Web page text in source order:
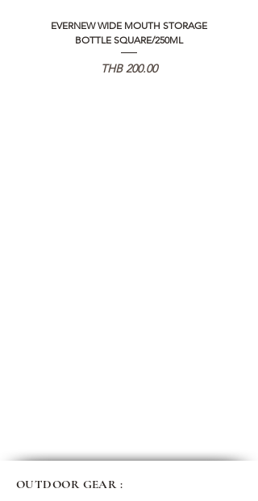
EVERNEW WIDE MOUTH STORAGE
BOTTLE SQUARE/250ML
가격
THB 200.00
OUTDOOR GEAR :